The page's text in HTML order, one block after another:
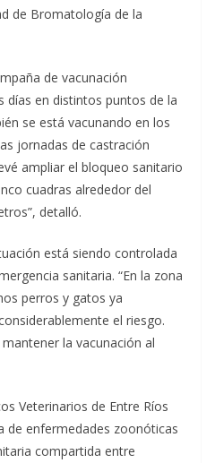
de Bromatología de la
de vacunación
días en distintos puntos de la
se está vacunando en los
jornadas de castración
ampliar el bloqueo sanitario
cuadras alrededor del
detalló.
está siendo controlada
sanitaria. “En la zona
perros y gatos ya
el riesgo.
la vacunación al
Veterinarios de Entre Ríos
de enfermedades zoonóticas
compartida entre